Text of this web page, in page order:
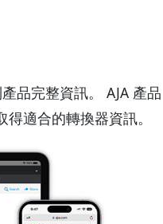
品完整資訊。 AJA 產品
適合的轉換器資訊。